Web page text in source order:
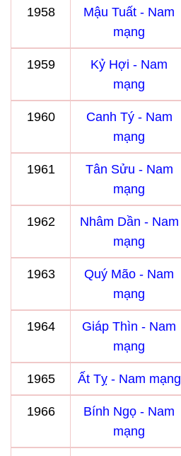
1958
Mậu Tuất - Nam
mạng
1959
Kỷ Hợi - Nam
mạng
1960
Canh Tý - Nam
mạng
1961
Tân Sửu - Nam
mạng
1962
Nhâm Dần - Nam
mạng
1963
Quý Mão - Nam
mạng
1964
Giáp Thìn - Nam
mạng
1965 Ất Tỵ - Nam mạng
1966
Bính Ngọ - Nam
mạng